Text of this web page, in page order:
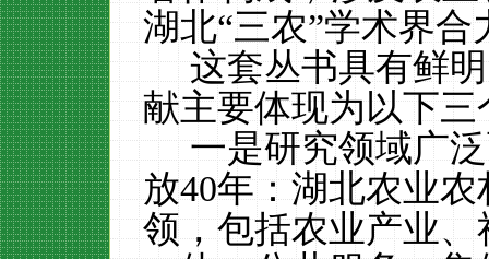
湖北“三农”学术界合
这套丛书具有鲜
献主要体现为以下三
一是研究领域广
放40年：湖北农业
领，包括农业产业